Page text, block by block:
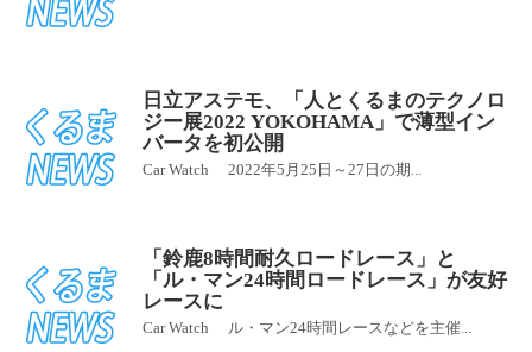
日立アステモ、「人とくるまのテクノロ
ジー展2022 YOKOHAMA」で薄型イン
バータを初公開
Car Watch 2022年5月25日～27日の期...
「鈴鹿8時間耐久ロードレース」と
「ル・マン24時間ロードレース」が友好
レースに
Car Watch ル・マン24時間レースなどを主催...